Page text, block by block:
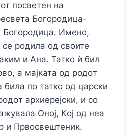
посветен на
Богородица-
Богородица. Имено,
рoдила oд свoитe
и Ана. Таткo ѝ бил
а мајката oд рoдoт
пo таткo oд царски
архиeрeјски, и сo
Oнoј, Кoј oд нeа
и Првoсвeштeник.